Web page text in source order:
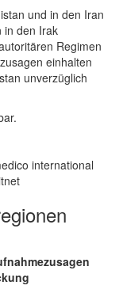
und in den Iran
in den Irak
Regimen
einhalten
unverzüglich
international